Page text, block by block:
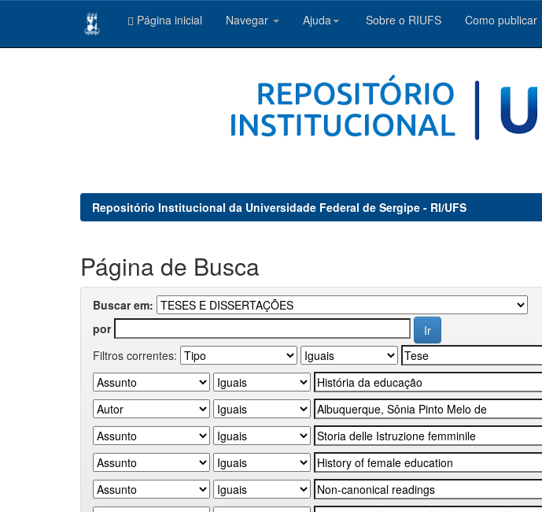
Página inicial Navegar Ajuda Sobre o RIUFS Como publicar
Repositório Institucional da Universidade Federal de Sergipe - RI/UFS
Página de Busca
Buscar em:
por
Filtros correntes: